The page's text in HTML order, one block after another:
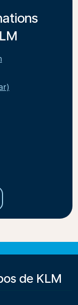
de KLM